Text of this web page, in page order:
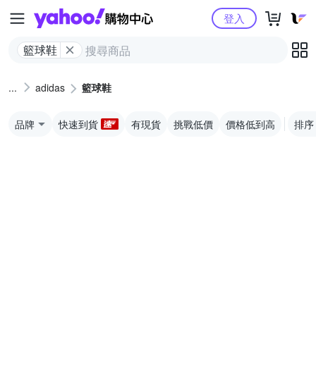
Yahoo購物中心
籃球鞋
登入
adidas 籃球鞋
品牌 快速到貨 有現貨 挑戰低價 價格低到高 排序